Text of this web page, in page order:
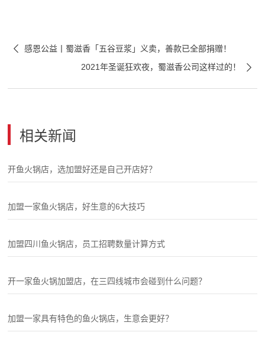
感恩公益丨蜀滋香「五谷豆浆」义卖，善款已全部捐赠！

2021年圣诞狂欢夜，蜀滋香公司这样过的！
相关新闻
开鱼火锅店，选加盟好还是自己开店好？
加盟一家鱼火锅店，好生意的6大技巧
加盟四川鱼火锅店，员工招聘数量计算方式
开一家鱼火锅加盟店，在三四线城市会碰到什么问题？
加盟一家具有特色的鱼火锅店，生意会更好？